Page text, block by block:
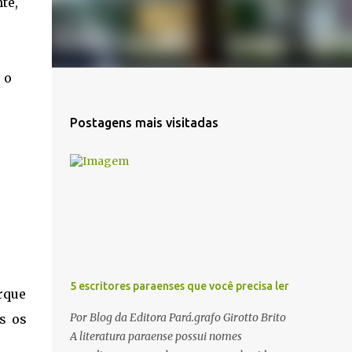
o
os
Postagens mais visitadas
5 escritores paraenses que você precisa ler
Por Blog da Editora Pará.grafo Girotto Brito
A literatura paraense possui nomes